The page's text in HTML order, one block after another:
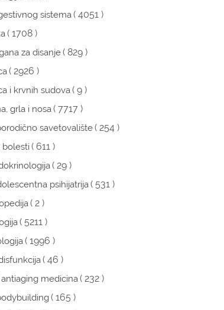
sistema( 4051 )
( 1708 )
za disanje( 829 )
( 2926 )
i krvnih sudova( 9 )
grla i nosa( 7717 )
savetovalište( 254 )
bolesti( 611 )
( 29 )
psihijatrija( 531 )
( 2 )
( 5211 )
( 1996 )
( 46 )
antiaging medicina( 232 )
( 165 )